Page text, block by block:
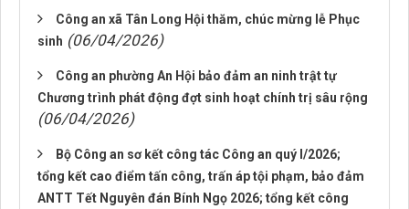
Công an xã Tân Long Hội thăm, chúc mừng lễ Phục
sinh (06/04/2026)
Công an phường An Hội bảo đảm an ninh trật tự
Chương trình phát động đợt sinh hoạt chính trị sâu rộng
(06/04/2026)
Bộ Công an sơ kết công tác Công an quý I/2026;
tổng kết cao điểm tấn công, trấn áp tội phạm, bảo đảm
ANTT Tết Nguyên đán Bính Ngọ 2026; tổng kết công